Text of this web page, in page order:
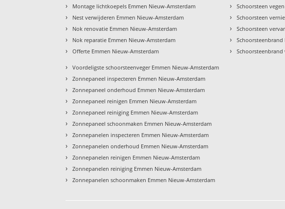
› Montage lichtkoepels Emmen Nieuw-Amsterdam
› Nest verwijderen Emmen Nieuw-Amsterdam
› Nok renovatie Emmen Nieuw-Amsterdam
› Nok reparatie Emmen Nieuw-Amsterdam
› Offerte Emmen Nieuw-Amsterdam
› Schoorsteen
› Schoorsteen
› Schoorsteen
›
›
› Voordeligste schoorsteenveger Emmen Nieuw-Amsterdam
› Zonnepaneel inspecteren Emmen Nieuw-Amsterdam
› Zonnepaneel onderhoud Emmen Nieuw-Amsterdam
› Zonnepaneel reinigen Emmen Nieuw-Amsterdam
› Zonnepaneel reiniging Emmen Nieuw-Amsterdam
› Zonnepaneel schoonmaken Emmen Nieuw-Amsterdam
› Zonnepanelen inspecteren Emmen Nieuw-Amsterdam
› Zonnepanelen onderhoud Emmen Nieuw-Amsterdam
› Zonnepanelen reinigen Emmen Nieuw-Amsterdam
› Zonnepanelen reiniging Emmen Nieuw-Amsterdam
› Zonnepanelen schoonmaken Emmen Nieuw-Amsterdam